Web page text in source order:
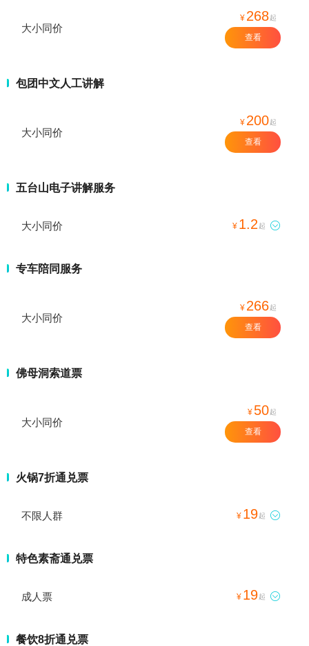
大小同价
¥ 268起
查看
包团中文人工讲解
大小同价
¥ 200起
查看
五台山电子讲解服务
大小同价 ¥ 1.2 起 
专车陪同服务
大小同价
¥ 266起
查看
佛母洞索道票
大小同价
¥ 50起
查看
火锅7折通兑票
不限人群 ¥ 19起 
特色素斋通兑票
成人票 ¥ 19起 
餐饮8折通兑票